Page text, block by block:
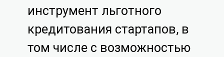
инструмент льготного
кредитования стартапов, в
том числе с возможностью